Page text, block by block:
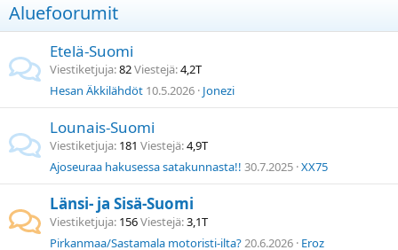
Aluefoorumit
Etelä-Suomi
Viestiketjuja 82Viestejä 4,2T
Hesan Äkkilähdöt 10.5.2026 Jonezi
Lounais-Suomi
Viestiketjuja 181 Viestejä 4,9T
Ajoseuraa hakusessa satakunnasta!! 30.7.2025 XX75
Länsi- ja Sisä-Suomi
Viestiketjuja 156Viestejä 3,1T
Pirkanmaa/Sastamala motoristi-ilta?20.6.2026 Eroz